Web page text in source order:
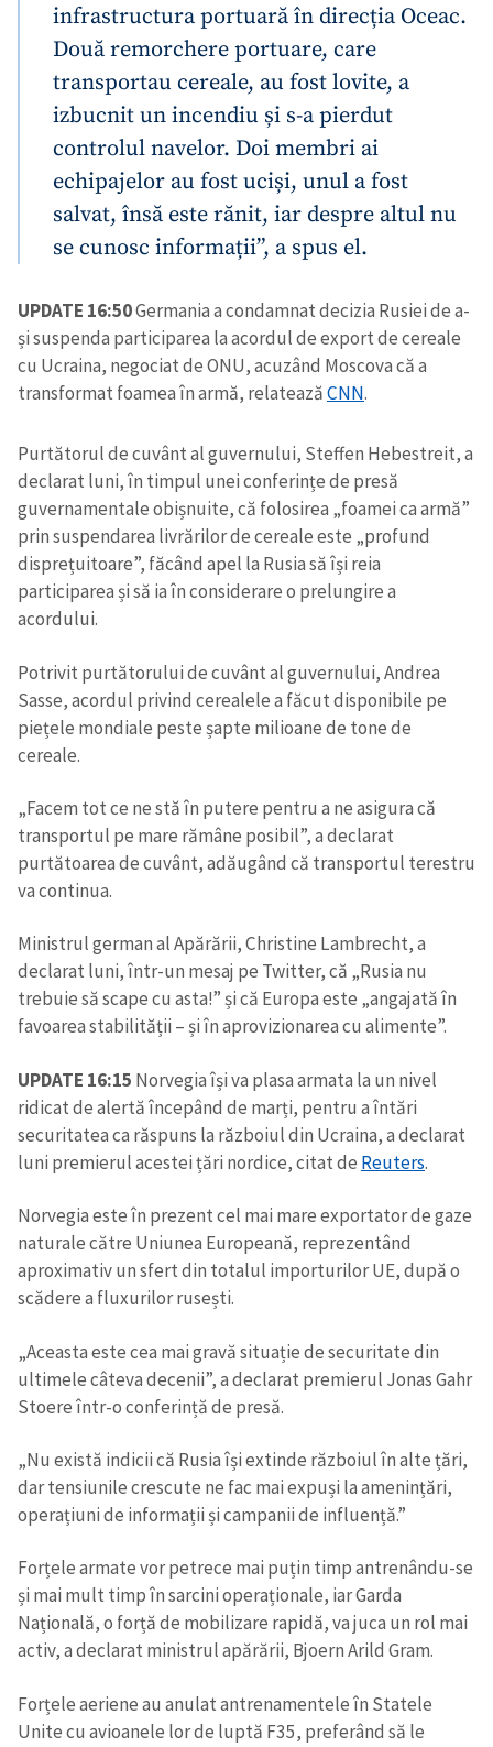
infrastructura portuară în direcția Oceac.
Două remorchere portuare, care
transportau cereale, au fost lovite, a
izbucnit un incendiu și s-a pierdut
controlul navelor. Doi membri ai
echipajelor au fost uciși, unul a fost
salvat, însă este rănit, iar despre altul nu
se cunosc informații”, a spus el.
UPDATE 16:50Germania a condamnat decizia Rusiei de a-
și suspenda participarea la acordul de export de cereale
cu Ucraina, negociat de ONU, acuzând Moscova că a
transformat foamea în armă, relateazăCNN.
Purtătorul de cuvânt al guvernului, Steffen Hebestreit, a
declarat luni, în timpul unei conferințe de presă
guvernamentale obișnuite, că folosirea „foamei ca armă”
prin suspendarea livrărilor de cereale este „profund
disprețuitoare”, făcând apel la Rusia să își reia
participarea și să ia în considerare o prelungire a
acordului.
Potrivit purtătorului de cuvânt al guvernului, Andrea
Sasse, acordul privind cerealele a făcut disponibile pe
piețele mondiale peste șapte milioane de tone de
cereale.
„Facem tot ce ne stă în putere pentru a ne asigura că
transportul pe mare rămâne posibil”, a declarat
purtătoarea de cuvânt, adăugând că transportul terestru
va continua.
Ministrul german al Apărării, Christine Lambrecht, a
declarat luni, într-un mesaj pe Twitter, că „Rusia nu
trebuie să scape cu asta!” și că Europa este „angajată în
favoarea stabilității – și în aprovizionarea cu alimente”.
UPDATE 16:15 Norvegia își va plasa armata la un nivel
ridicat de alertă începând de marți, pentru a întări
securitatea ca răspuns la războiul din Ucraina, a declarat
luni premierul acestei țări nordice, citat de Reuters.
Norvegia este în prezent cel mai mare exportator de gaze
naturale către Uniunea Europeană, reprezentând
aproximativ un sfert din totalul importurilor UE, după o
scădere a fluxurilor rusești.
„Aceasta este cea mai gravă situație de securitate din
ultimele câteva decenii”, a declarat premierul Jonas Gahr
Stoere într-o conferință de presă.
„Nu există indicii că Rusia își extinde războiul în alte țări,
dar tensiunile crescute ne fac mai expuși la amenințări,
operațiuni de informații și campanii de influență.”
Forțele armate vor petrece mai puțin timp antrenându-se
și mai mult timp în sarcini operaționale, iar Garda
Națională, o forță de mobilizare rapidă, va juca un rol mai
activ, a declarat ministrul apărării, Bjoern Arild Gram.
Forțele aeriene au anulat antrenamentele în Statele
Unite cu avioanele lor de luptă F35, preferând să le